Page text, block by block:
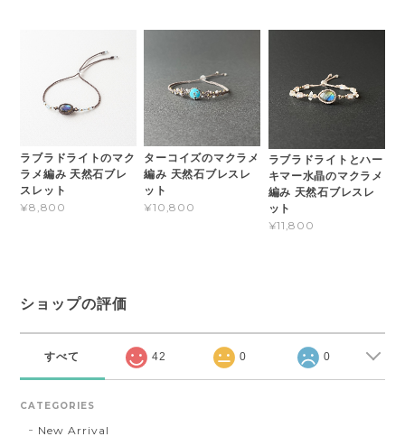
ラブラドライトのマク
ラメ編み 天然石ブレ
スレット
¥8,800
ターコイズのマクラメ
編み 天然石ブレスレ
ット
¥10,800
ラブラドライトとハー
キマー水晶のマクラメ
編み 天然石ブレスレ
ット
¥11,800
ショップの評価
すべて 42 0 0
CATEGORIES
New Arrival